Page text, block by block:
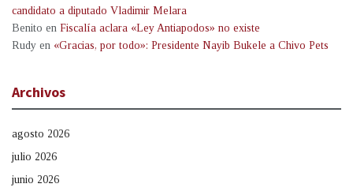
candidato a diputado Vladimir Melara
Benito en Fiscalía aclara «Ley Antiapodos» no existe
Rudy en «Gracias, por todo»: Presidente Nayib Bukele a Chivo Pets
Archivos
agosto 2026
julio 2026
junio 2026